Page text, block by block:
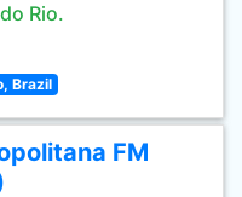
Rio.
Brazil
FM